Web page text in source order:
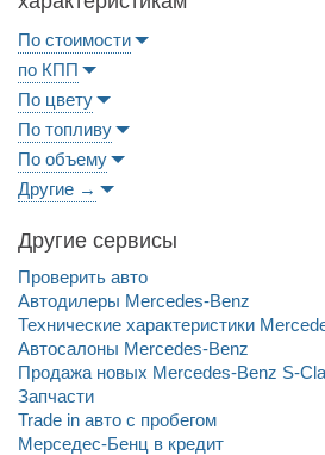
По стоимости
по КПП
По цвету
По топливу
По объему
Другие →
Другие сервисы
Проверить авто
Автодилеры Mercedes-Benz
Технические характеристики
Автосалоны Mercedes-Benz
Продажа новых Mercedes-Benz S-
Запчасти
Trade in авто c пробегом
Мерседес-Бенц в кредит